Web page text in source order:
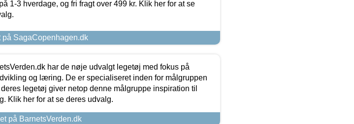
1-3 hverdage, og fri fragt over 499 kr. Klik her for at se
på SagaCopenhagen.dk
har de nøje udvalgt legetøj med fokus på
og læring. De er specialiseret inden for målgruppen
legetøj giver netop denne målgruppe inspiration til
Klik her for at se deres udvalg.
på BarnetsVerden.dk